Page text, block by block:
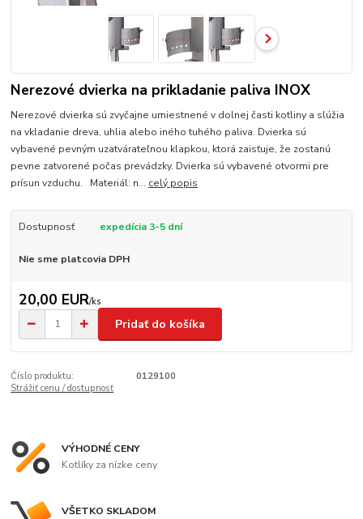
Nerezové dvierka na prikladanie paliva INOX
Nerezové dvierka sú zvyčajne umiestnené v dolnej časti kotliny a slúžia
na vkladanie dreva, uhlia alebo iného tuhého paliva. Dvierka sú
vybavené pevným uzatvárateľnou klapkou, ktorá zaisťuje, že zostanú
pevne zatvorené počas prevádzky. Dvierka sú vybavené otvormi pre
prísun vzduchu. Materiál: n... celý popis
Dostupnosť expedícia 3-5 dní
Nie sme platcovia DPH
20,00 EUR/ks
Pridať do košíka
Číslo produktu:
0129100
Strážiť cenu / dostupnosť
VÝHODNÉ CENY
Kotlíky za nízke ceny
VŠETKO SKLADOM